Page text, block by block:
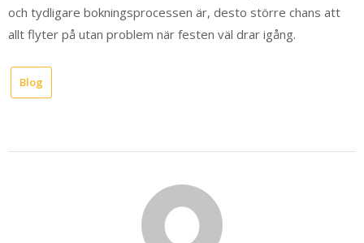
och tydligare bokningsprocessen är, desto större chans att
allt flyter på utan problem när festen väl drar igång.
Blog